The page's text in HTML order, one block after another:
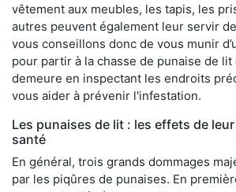
vêtement aux meubles, les tapis, les
autres peuvent également leur servir
vous conseillons donc de vous munir
pour partir à la chasse de punaise de lit
demeure en inspectant les endroits
vous aider à prévenir l'infestation.
Les punaises de lit : les effets de
santé
En général, trois grands dommages
par les piqûres de punaises. En